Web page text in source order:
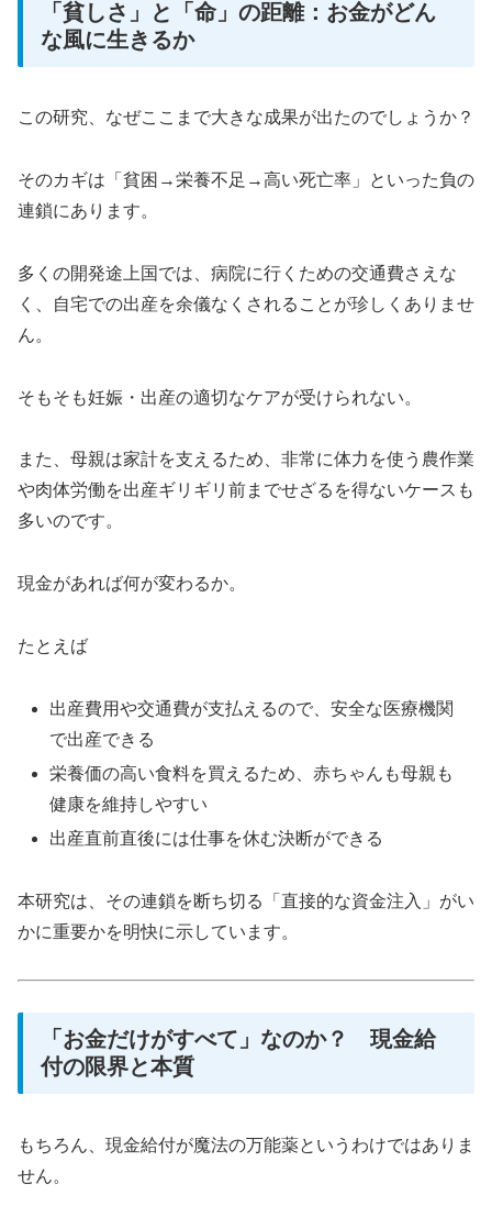
「貧しさ」と「命」の距離：お金がどん
な風に生きるか
この研究、なぜここまで大きな成果が出たのでしょうか？
そのカギは「貧困→栄養不足→高い死亡率」といった負の
連鎖にあります。
多くの開発途上国では、病院に行くための交通費さえな
く、自宅での出産を余儀なくされることが珍しくありませ
ん。
そもそも妊娠・出産の適切なケアが受けられない。
また、母親は家計を支えるため、非常に体力を使う農作業
や肉体労働を出産ギリギリ前までせざるを得ないケースも
多いのです。
現金があれば何が変わるか。
たとえば
出産費用や交通費が支払えるので、安全な医療機関
で出産できる
栄養価の高い食料を買えるため、赤ちゃんも母親も
健康を維持しやすい
出産直前直後には仕事を休む決断ができる
本研究は、その連鎖を断ち切る「直接的な資金注入」がい
かに重要かを明快に示しています。
「お金だけがすべて」なのか？ 現金給
付の限界と本質
もちろん、現金給付が魔法の万能薬というわけではありま
せん。